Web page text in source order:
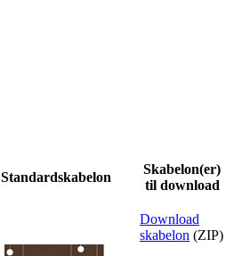
Standardskabelon
Skabelon(er)
til download
Download
skabelon (ZIP)